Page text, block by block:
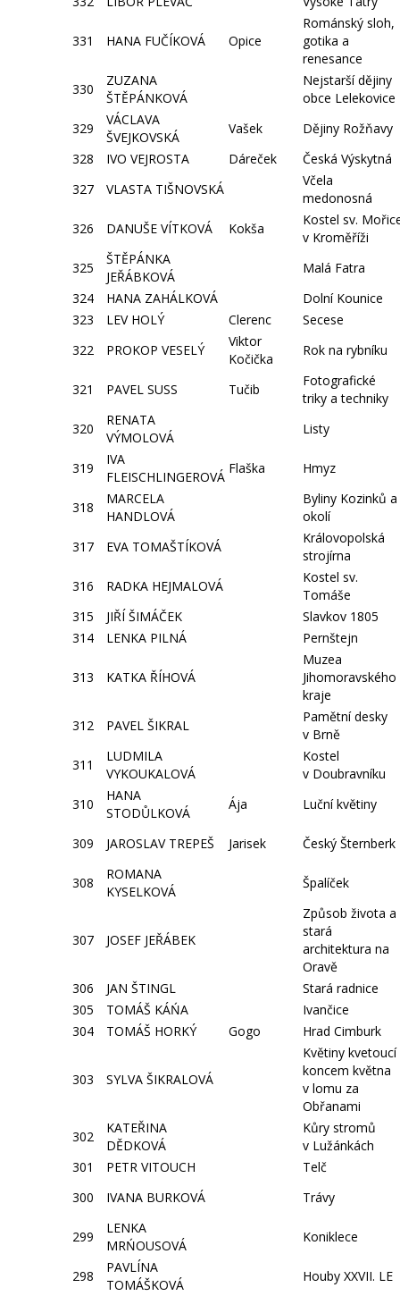
331 HANA FUČÍKOVÁ Opice
Románský sloh,
gotika a
renesance
330
ZUZANA
ŠTĚPÁNKOVÁ
Nejstarší dějiny
obce Lelekovice
329
VÁCLAVA
ŠVEJKOVSKÁ
Vašek
Dějiny Rožňavy
328
IVO VEJROSTA Dáreček
Česká Výskytná
327
VLASTA TIŠNOVSKÁ
Včela
medonosná
326
DANUŠE VÍTKOVÁ Kokša
Kostel sv.
v Kroměříži
325
ŠTĚPÁNKA
JEŘÁBKOVÁ
Malá Fatra
324
HANA ZAHÁLKOVÁ
Dolní Kounice
323
LEV HOLÝ Clerenc
Secese
322
PROKOP VESELÝ
Viktor
Kočička
Rok na rybníku
321 PAVEL SUSS Tučib
Fotografické
triky a techniky
320
RENATA
VÝMOLOVÁ
Listy
319
IVA
FLEISCHLINGEROVÁ
Flaška Hmyz
318
MARCELA
HANDLOVÁ
Byliny Kozinků a
okolí
317
EVA TOMAŠTÍKOVÁ
Královopolská
strojírna
316
RADKA HEJMALOVÁ
Kostel sv.
Tomáše
315
JIŘÍ ŠIMÁČEK
Slavkov 1805
314
LENKA PILNÁ Pernštejn
313 KATKA ŘÍHOVÁ
Muzea
Jihomoravského
kraje
312
PAVEL ŠIKRAL
Pamětní desky
v Brně
311
LUDMILA
VYKOUKALOVÁ
Kostel
v Doubravníku
310
HANA
STODŮLKOVÁ
Ája Luční květiny
309 JAROSLAV TREPEŠ Jarisek Český Šternberk
308
ROMANA
KYSELKOVÁ
Špalíček
307 JOSEF JEŘÁBEK
Způsob života a
stará
architektura na
Oravě
306
JAN ŠTINGL
Stará radnice
305
TOMÁŠ KÁŃA
Ivančice
304
TOMÁŠ HORKÝ Gogo Hrad Cimburk
303 SYLVA ŠIKRALOVÁ
Květiny kvetoucí
koncem května
v lomu za
Obřanami
302
KATEŘINA
DĚDKOVÁ
Kůry stromů
v Lužánkách
301
PETR VITOUCH
Telč
300
IVANA BURKOVÁ Trávy
299
LENKA
MRŃOUSOVÁ
Koniklece
298
PAVLÍNA
TOMÁŠKOVÁ
Houby XXVII. LE